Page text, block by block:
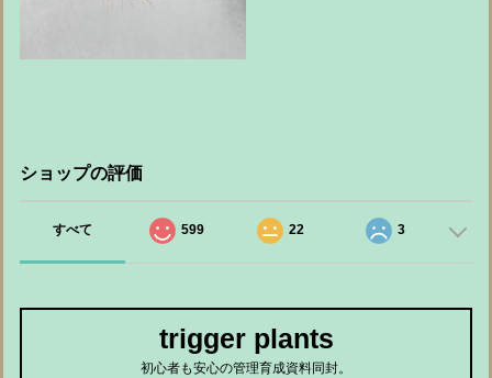
ショップの評価
すべて 599 22 3
trigger plants
初心者も安心の管理育成資料同封。